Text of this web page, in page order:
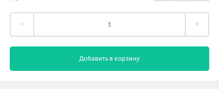
Добавить в корзину